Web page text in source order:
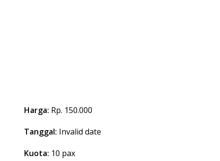
Harga: Rp. 150.000
Tanggal: Invalid date
Kuota: 10 pax